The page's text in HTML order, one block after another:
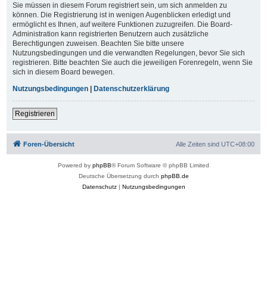
Sie müssen in diesem Forum registriert sein, um sich anmelden zu
können. Die Registrierung ist in wenigen Augenblicken erledigt und
ermöglicht es Ihnen, auf weitere Funktionen zuzugreifen. Die Board-
Administration kann registrierten Benutzern auch zusätzliche
Berechtigungen zuweisen. Beachten Sie bitte unsere
Nutzungsbedingungen und die verwandten Regelungen, bevor Sie sich
registrieren. Bitte beachten Sie auch die jeweiligen Forenregeln, wenn Sie
sich in diesem Board bewegen.
Nutzungsbedingungen| Datenschutzerklärung
Registrieren
Foren-Übersicht Alle Zeiten sind UTC+08:00
Powered by phpBB® Forum Software © phpBB Limited
Deutsche Übersetzung durch phpBB.de
Datenschutz| Nutzungsbedingungen